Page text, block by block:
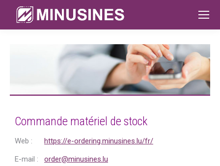
Commande matériel de stock
Web : https://e-ordering.minusines.lu/fr/
E-mail : order@minusines.lu